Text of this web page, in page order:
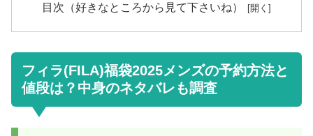
目次（好きなところから見て下さいね）
フィラ(FILA)福袋2025メンズの予約方法と
値段は？中身のネタバレも調査